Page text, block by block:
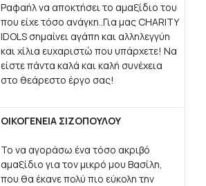
Ραφαήλ να αποκτήσει το αμαξίδιο του
που είχε τόσο ανάγκη..Για μας CHARITY
IDOLS σημαίνει αγάπη και αλληλεγγύη
και χίλια ευχαριστώ που υπάρχετε! Να
είστε πάντα καλά και καλή συνέχεια
στο θεάρεστο έργο σας!
ΟΙΚΟΓΕΝΕΙΑ ΣΙΖΟΠΟΥΛΟΥ
To να αγοράσω ένα τόσο ακριβό
αμαξίδιο για τον μικρό μου Βασίλη,
που θα έκανε πολύ πιο εύκολη την